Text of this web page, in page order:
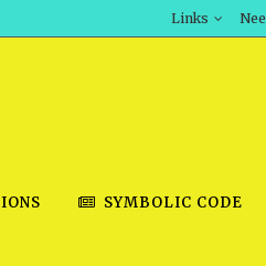
Links
SYMBOLIC CODE